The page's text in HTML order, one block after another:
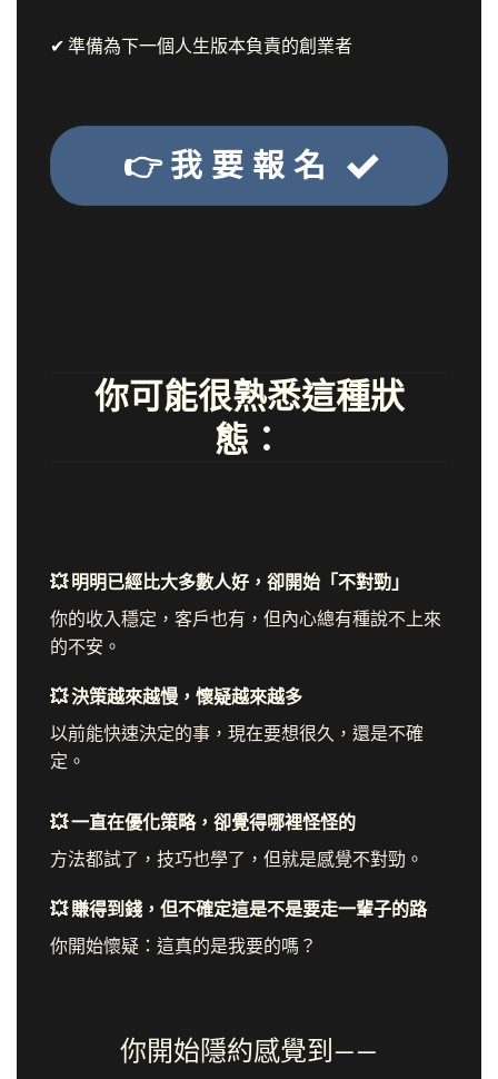
✔ 準備為下一個人生版本負責的創業者
👉 我 要 報 名
你可能很熟悉這種狀
態：
💥 明明已經比大多數人好，卻開始「不對勁」
你的收入穩定，客戶也有，但內心總有種說不上來
的不安。
💥 決策越來越慢，懷疑越來越多
以前能快速決定的事，現在要想很久，還是不確
定。
💥 一直在優化策略，卻覺得哪裡怪怪的
方法都試了，技巧也學了，但就是感覺不對勁。
💥 賺得到錢，但不確定這是不是要走一輩子的路
你開始懷疑：這真的是我要的嗎？
你開始隱約感覺到——